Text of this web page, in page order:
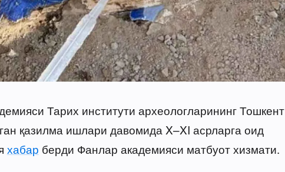
Тарих институти археологларининг Тошкент
қазилма ишлари давомида X–XI асрларга оид
хабар берди Фанлар академияси матбуот хизмати.